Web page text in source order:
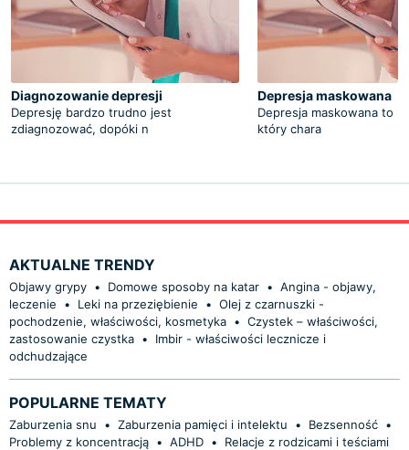
Diagnozowanie depresji
Depresję bardzo trudno jest
zdiagnozować, dopóki n
Depresja maskowana
Depresja maskowana to
który chara
AKTUALNE TRENDY
Objawy grypy • Domowe sposoby na katar • Angina - objawy,
leczenie
• Leki na przeziębienie • Olej z czarnuszki -
pochodzenie, właściwości, kosmetyka • Czystek – właściwości,
zastosowanie czystka •
Imbir - właściwości lecznicze i
odchudzające
POPULARNE TEMATY
Zaburzenia snu • Zaburzenia pamięci i intelektu • Bezsenność •
Problemy z koncentracją • ADHD •
Relacje z rodzicami i teściami